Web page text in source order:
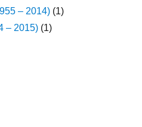
– 2014) (1)
– 2015) (1)